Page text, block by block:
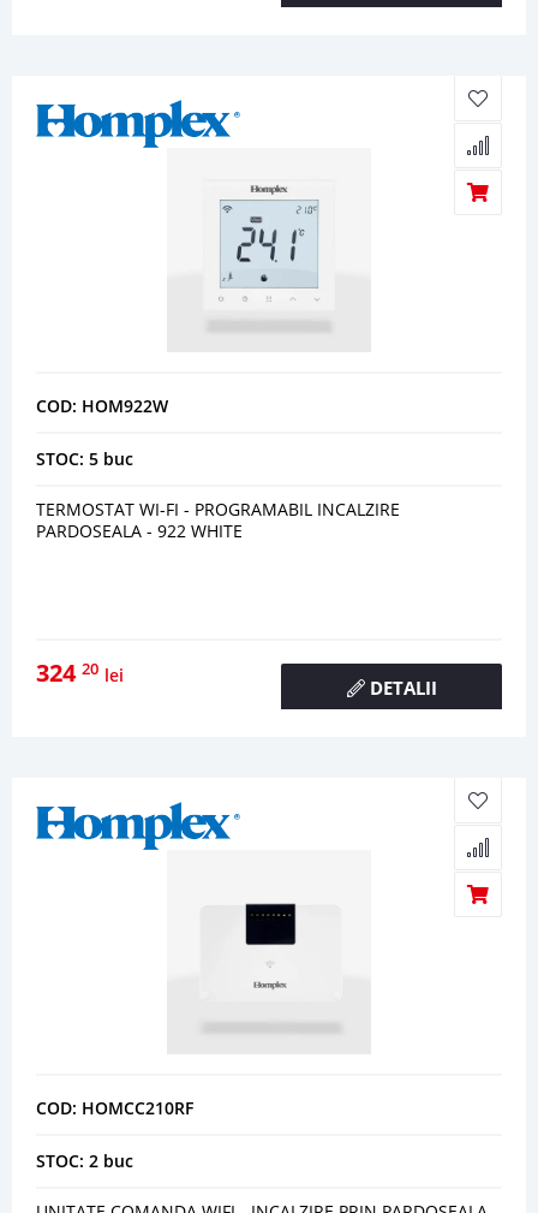
COD: HOM922W
STOC: 5 buc
TERMOSTAT WI-FI - PROGRAMABIL INCALZIRE
PARDOSEALA - 922 WHITE
324 20 lei
DETALII
COD: HOMCC210RF
STOC: 2 buc